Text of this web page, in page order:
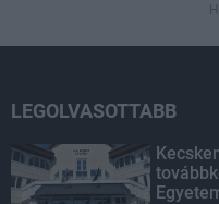
LEGOLVASOTTABB